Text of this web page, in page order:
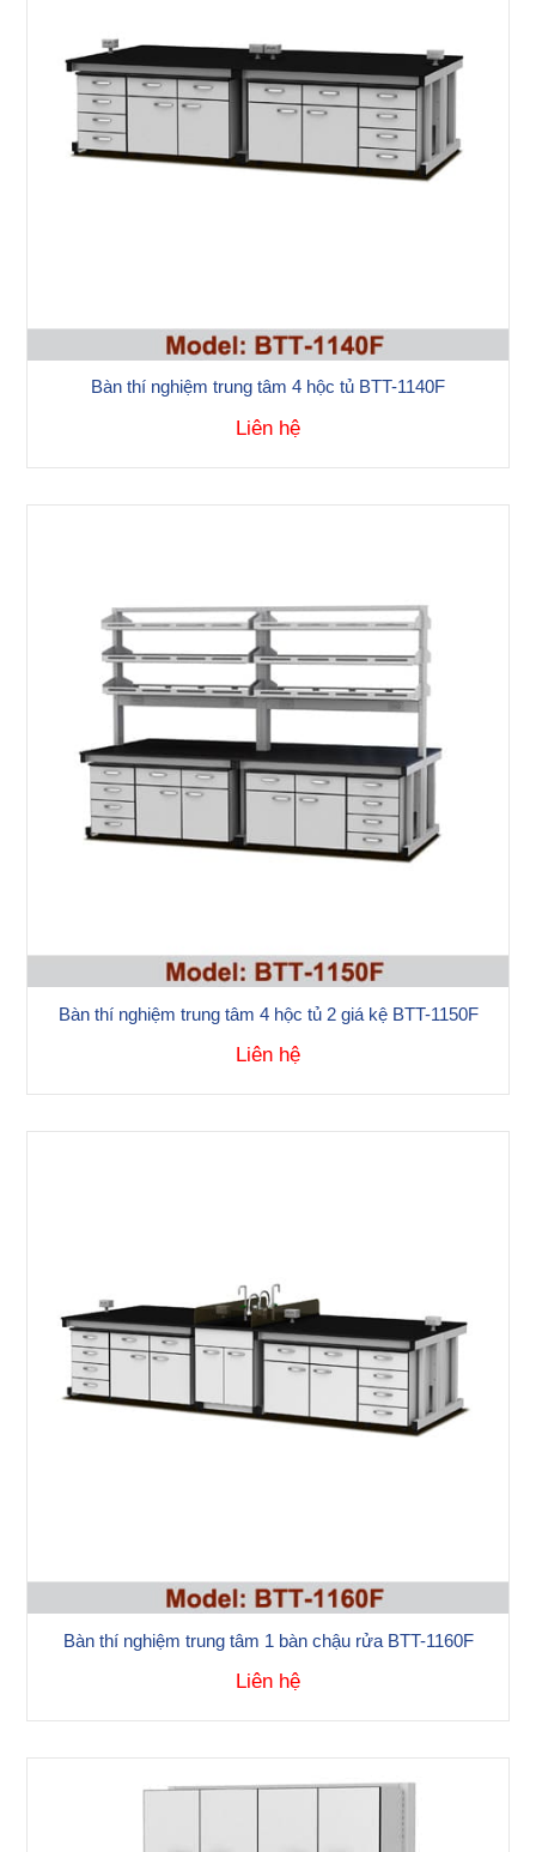
Bàn thí nghiệm trung tâm 4 hộc tủ BTT-1140F
Liên hệ
Bàn thí nghiệm trung tâm 4 hộc tủ 2 giá kệ BTT-1150F
Liên hệ
Bàn thí nghiệm trung tâm 1 bàn chậu rửa BTT-1160F
Liên hệ